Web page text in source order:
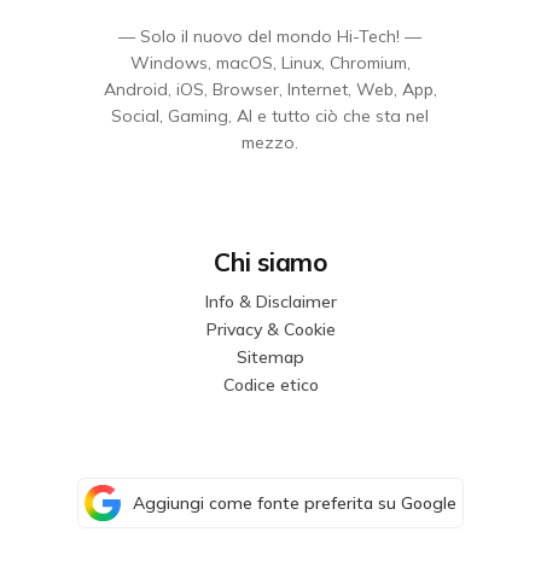
— Solo il nuovo del mondo Hi-Tech! —
Windows, macOS, Linux, Chromium,
Android, iOS, Browser, Internet, Web, App,
Social, Gaming, AI e tutto ciò che sta nel
mezzo.
Chi siamo
Info & Disclaimer
Privacy & Cookie
Sitemap
Codice etico
Aggiungi come fonte preferita su Google